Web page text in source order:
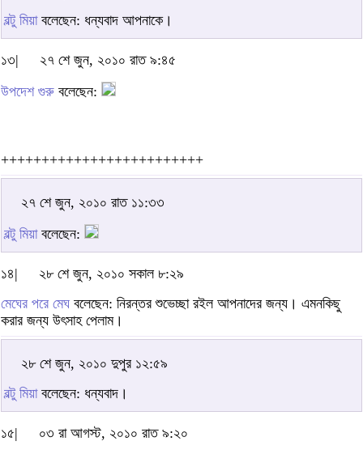
বল্টু মিয়াবলেছেন: ধন্যবাদ আপনাকে।
১৩|
২৭ শে জুন, ২০১০ রাত ৯:৪৫
উপদেশ গুরু বলেছেন:
+++++++++++++++++++++++++
২৭ শে জুন, ২০১০ রাত ১১:৩৩
বল্টু মিয়াবলেছেন:
১৪|
২৮ শে জুন, ২০১০ সকাল ৮:২৯
মেঘের পরে মেঘ বলেছেন: নিরন্তর শুভেচ্ছা রইল আপনাদের জন্য। এমনকিছু
করার জন্য উৎসাহ পেলাম।
২৮ শে জুন, ২০১০ দুপুর ১২:৫৯
বল্টু মিয়াবলেছেন: ধন্যবাদ।
১৫|
০৩ রা আগস্ট, ২০১০ রাত ৯:২০